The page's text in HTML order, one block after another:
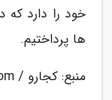
خود را دارد که
ها پرداختیم.
منبع: کجارو / gearpatrol.com